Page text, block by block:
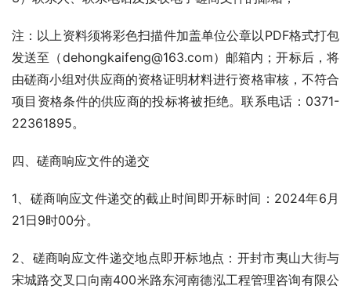
注：以上资料须将彩色扫描件加盖单位公章以PDF格式打包
发送至（dehongkaifeng@163.com）邮箱内；开标后，将
由磋商小组对供应商的资格证明材料进行资格审核，不符合
项目资格条件的供应商的投标将被拒绝。联系电话：0371-
22361895。
四、磋商响应文件的递交
1、磋商响应文件递交的截止时间即开标时间：2024年6月
21日9时00分。
2、磋商响应文件递交地点即开标地点：开封市夷山大街与
宋城路交叉口向南400米路东河南德泓工程管理咨询有限公